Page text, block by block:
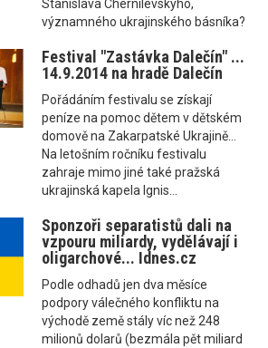
Stanislava Chernilevskyho,
významného ukrajinského básníka?
Festival "Zastávka Dalečín" ...
14.9.2014 na hradě Dalečín
Pořádáním festivalu se získají
peníze na pomoc dětem v dětském
domově na Zakarpatské Ukrajině...
Na letošním ročníku festivalu
zahraje mimo jiné také pražská
ukrajinská kapela Ignis...
Sponzoři separatistů dali na
vzpouru miliardy, vydělávají i
oligarchové... Idnes.cz
Podle odhadů jen dva měsíce
podpory válečného konfliktu na
východě země stály víc než 248
milionů dolarů (bezmála pět miliard